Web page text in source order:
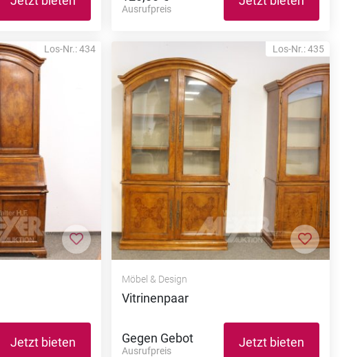
Ausrufpreis
Los-Nr.: 434
Zur Merkliste hinzufügen
Jetzt bieten
Los-Nr.: 435
Zur
Möbel & Design
Vitrinenpaar
Gegen Gebot
Ausrufpreis
Jetzt bieten